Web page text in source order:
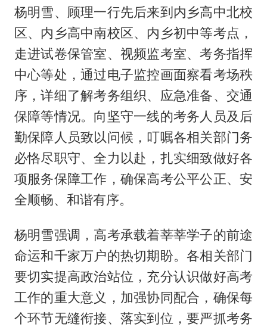
杨明雪、顾理一行先后来到内乡高中北校
区、内乡高中南校区、内乡初中等考点，
走进试卷保管室、视频监考室、考务指挥
中心等处，通过电子监控画面察看考场秩
序，详细了解考务组织、应急准备、交通
保障等情况。向坚守一线的考务人员及后
勤保障人员致以问候，叮嘱各相关部门务
必恪尽职守、全力以赴，扎实细致做好各
项服务保障工作，确保高考公平公正、安
全顺畅、和谐有序。
杨明雪强调，高考承载着莘莘学子的前途
命运和千家万户的热切期盼。各相关部门
要切实提高政治站位，充分认识做好高考
工作的重大意义，加强协同配合，确保每
个环节无缝衔接、落实到位，要严抓考务